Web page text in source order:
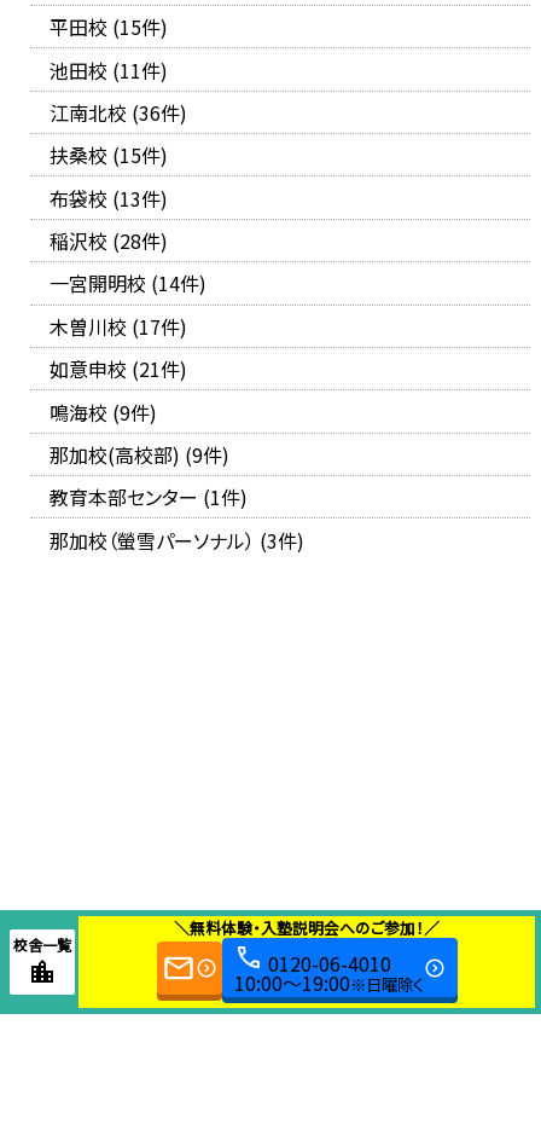
平田校 (15件)
池田校 (11件)
江南北校 (36件)
扶桑校 (15件)
布袋校 (13件)
稲沢校 (28件)
一宮開明校 (14件)
木曽川校 (17件)
如意申校 (21件)
鳴海校 (9件)
那加校(高校部) (9件)
教育本部センター (1件)
那加校（螢雪パーソナル） (3件)
校舎一覧
＼無料体験・入塾説明会へのご参加！／
0120-06-4010
10:00～19:00※日曜除く